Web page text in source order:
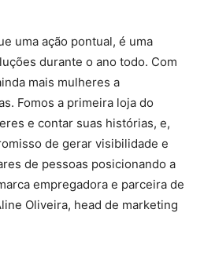
uma ação pontual, é uma
durante o ano todo. Com
mais mulheres a
Fomos a primeira loja do
e contar suas histórias, e,
de gerar visibilidade e
de pessoas posicionando a
empregadora e parceira de
Oliveira, head de marketing